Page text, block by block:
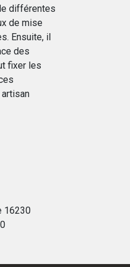
différentes
de mise
Ensuite, il
des
fixer les
16230